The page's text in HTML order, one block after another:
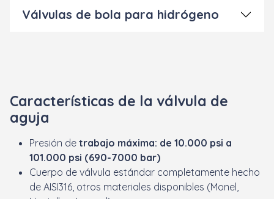
Válvulas de bola para hidrógeno
Características de la válvula de
aguja
Presión de trabajo máxima: de 10.000 psi a
101.000 psi (690-7000 bar)
Cuerpo de válvula estándar completamente hecho
de AISI316, otros materiales disponibles (Monel,